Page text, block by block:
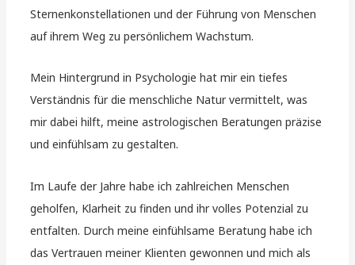
Sternenkonstellationen und der Führung von Menschen
auf ihrem Weg zu persönlichem Wachstum.
Mein Hintergrund in Psychologie hat mir ein tiefes
Verständnis für die menschliche Natur vermittelt, was
mir dabei hilft, meine astrologischen Beratungen präzise
und einfühlsam zu gestalten.
Im Laufe der Jahre habe ich zahlreichen Menschen
geholfen, Klarheit zu finden und ihr volles Potenzial zu
entfalten. Durch meine einfühlsame Beratung habe ich
das Vertrauen meiner Klienten gewonnen und mich als